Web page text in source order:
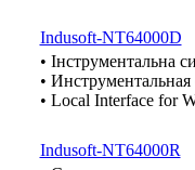
Indusoft-NT64000D
• Інструментальна
•
• Local Interface for
Indusoft-NT64000R